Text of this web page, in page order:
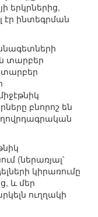
երկրներից,
էր ինտեգրման
տարբեր
տարբեր
բնորոշ են
(ներառյալ՝
կիրառումը
և մեր
ուղղակի